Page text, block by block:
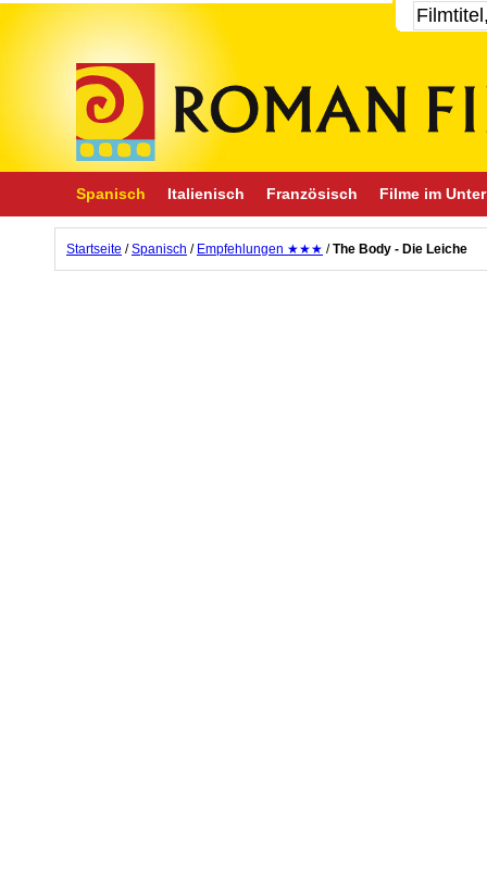
Spanisch Italienisch Französisch Filme im
Startseite /Spanisch / Empfehlungen ★★★ /The Body - Die Leiche